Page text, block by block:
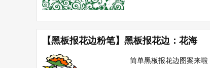
【黑板报花边粉笔】黑板报花边：花海
简单黑板报花边图案来